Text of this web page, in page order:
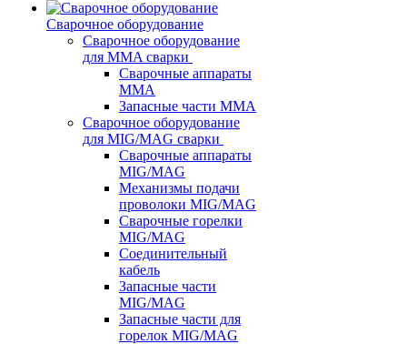
Сварочное оборудование
Сварочное оборудование
для MMA сварки
Сварочные аппараты
MMA
Запасные части MMA
Сварочное оборудование
для MIG/MAG сварки
Сварочные аппараты
MIG/MAG
Механизмы подачи
проволоки MIG/MAG
Сварочные горелки
MIG/MAG
Соединительный
кабель
Запасные части
MIG/MAG
Запасные части для
горелок MIG/MAG